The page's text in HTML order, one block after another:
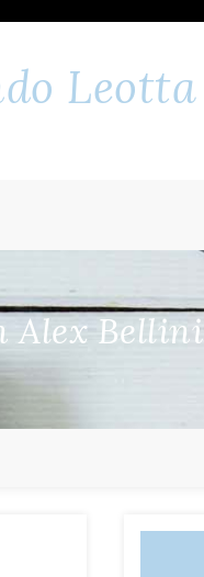
Leotta
Alex Bellini